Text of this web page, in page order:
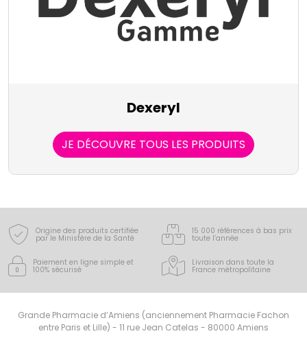
Dexeryl
JE DÉCOUVRE TOUS LES PRODUITS
Origine des produits certifiée
par le Ministère de la Santé
15 000 références à bas prix
toute l’année
Paiement en ligne simple et
100% sécurisé
Livraison dans toute la
France métropolitaine
Grande Pharmacie d’Amiens (anciennement Pharmacie Fachon
entre Paris et Lille) - 11 rue Jean Catelas - 80000 Amiens